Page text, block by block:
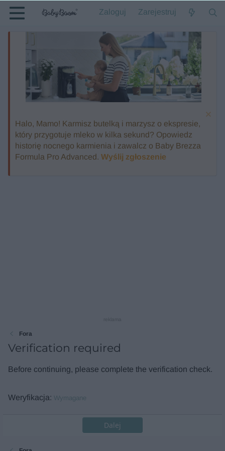
Zaloguj Zarejestruj
Halo, Mamo! Karmisz butelką i marzysz o ekspresie,
który przygotuje mleko w kilka sekund? Opowiedz
historię nocnego karmienia i zawalcz o Baby Brezza
Formula Pro Advanced. Wyślij zgłoszenie
Fora
Verification required
Before continuing, please complete the verification check.
Weryfikacja Wymagane
Dalej